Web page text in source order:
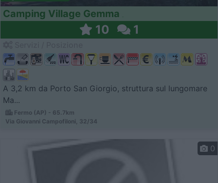
Camping Village Gemma
10 1
A 3,2 km da Porto San Giorgio, struttura sul lungomare
Ma...
Fermo (AP) - 65.7km
Via Giovanni Campofiloni, 32/34
0